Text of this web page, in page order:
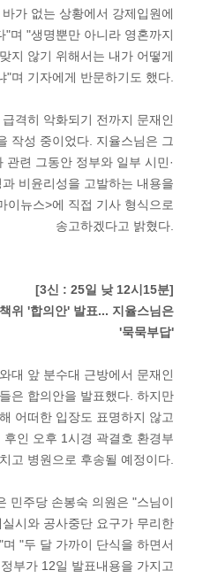
가 없는 상황에서 강제입원에
"며 "생명뿐만 아니라 영혼까지
지 않기 위해서는 내가 어떻게
"며 기자에게 반문하기도 했다.
격히 악화되기 전까지 문재인
작성 중이었다. 지율스님은 그
관련 그동안 정부와 일부 시민·
비윤리성을 고발하는 내용을
이뉴스>에 직접 기사 형식으로
송고하겠다고 밝혔다.
[3신 : 25일 낮 12시15분]
위 '합의안' 발표... 지율스님은
'묵묵부답'
대 앞 분수대 근방에서 문재인
은 합의안을 발표했다. 하지만
어떠한 입장도 표명하지 않고
인 오후 1시경 곽결호 환경부
고 병원으로 후송될 예정이다.
민주당 손봉숙 의원은 "스님이
시와 공사중단 요구가 무리한
"두 달 가까이 단식을 하면서
부가 12일 발표내용을 가지고